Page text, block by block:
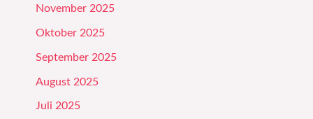
November 2025
Oktober 2025
September 2025
August 2025
Juli 2025